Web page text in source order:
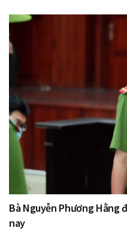
Bà Nguyễn Phương Hằng
nay